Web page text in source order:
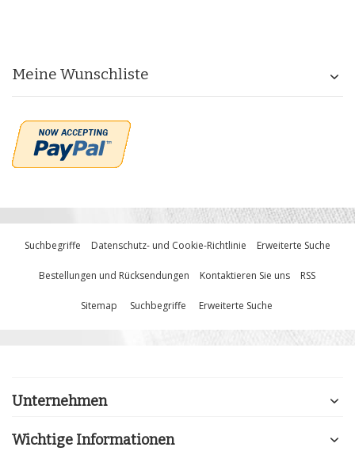
Meine Wunschliste
Suchbegriffe Datenschutz- und Cookie-Richtlinie Erweiterte Suche
Bestellungen und Rücksendungen Kontaktieren Sie uns RSS
Sitemap Suchbegriffe Erweiterte Suche
Unternehmen
Wichtige Informationen